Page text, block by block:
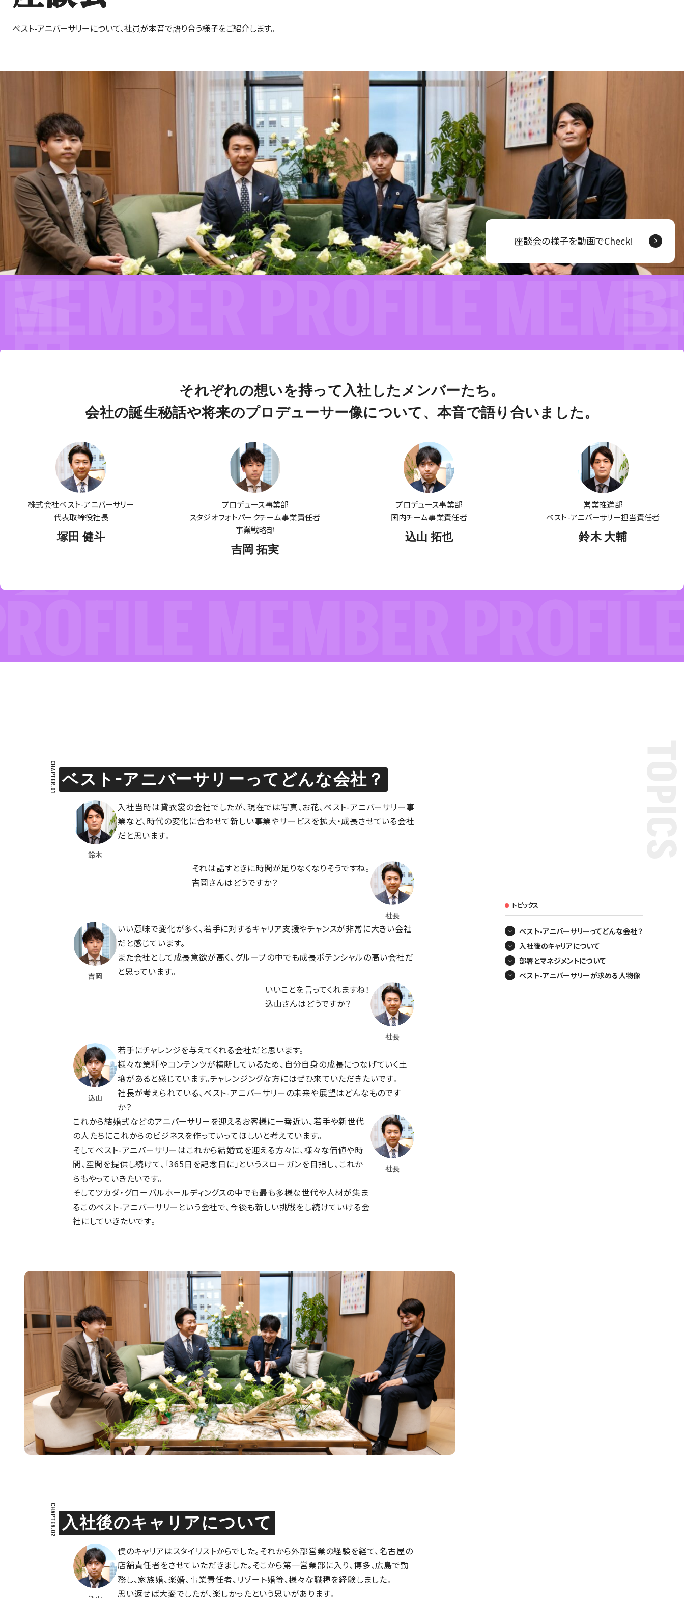
ベスト-アニバーサリーについて、社員が本音で語り合う様子をご紹介します。
座談会の様子を動画でCheck!
それぞれの想いを持って入社したメンバーたち。
会社の誕生秘話や将来のプロデューサー像について、本音で語り合いました。
株式会社ベスト-アニバーサリー
代表取締役社長
塚田 健斗
プロデュース事業部
スタジオフォトパークチーム事業責任者
事業戦略部
吉岡 拓実
プロデュース事業部
国内チーム事業責任者
込山 拓也
営業推進部
ベスト-アニバーサリー担当責任者
鈴木 大輔
CHAPTER.01 ベスト-アニバーサリーってどんな会社？
鈴木
入社当時は貸衣裳の会社でしたが、現在では写真、お花、ベスト-アニバーサリー事
業など、時代の変化に合わせて新しい事業やサービスを拡大・成長させている会社
だと思います。
それは話すときに時間が足りなくなりそうですね。
吉岡さんはどうですか？
社長
吉岡
いい意味で変化が多く、若手に対するキャリア支援やチャンスが非常に大きい会社
だと感じています。
また会社として成長意欲が高く、グループの中でも成長ポテンシャルの高い会社だ
と思っています。
いいことを言ってくれますね！
込山さんはどうですか？
社長
込山
若手にチャレンジを与えてくれる会社だと思います。
様々な業種やコンテンツが横断しているため、自分自身の成長につなげていく土
壌があると感じています。チャレンジングな方にはぜひ来ていただきたいです。
社長が考えられている、ベスト-アニバーサリーの未来や展望はどんなものです
か？
これから結婚式などのアニバーサリーを迎えるお客様に一番近い、若手や新世代
の人たちにこれからのビジネスを作っていってほしいと考えています。
そしてベスト-アニバーサリーはこれから結婚式を迎える方々に、様々な価値や時
間、空間を提供し続けて、「365日を記念日に」というスローガンを目指し、これか
らもやっていきたいです。
そしてツカダ・グローバルホールディングスの中でも最も多様な世代や人材が集ま
るこのベスト-アニバーサリーという会社で、今後も新しい挑戦をし続けていける会
社にしていきたいです。
社長
CHAPTER.02 入社後のキャリアについて
僕のキャリアはスタイリストからでした。それから外部営業の経験を経て、名古屋の
店舗責任者をさせていただきました。そこから第一営業部に入り、博多、広島で勤
務し、家族婚、楽婚、事業責任者、リゾート婚等、様々な職種を経験しました。
思い返せば大変でしたが、楽しかったという思いがあります。
トピックス
ベスト-アニバーサリーってどんな会社？
入社後のキャリアについて
部署とマネジメントについて
ベスト-アニバーサリーが求める人物像